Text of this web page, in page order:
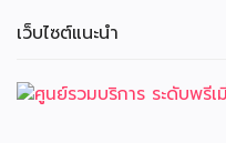
เว็บไซต์แนะนำ